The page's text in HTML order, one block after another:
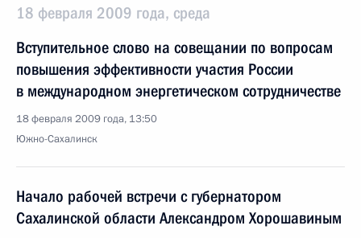
18 февраля 2009 года, среда
Вступительное слово на совещании по вопросам
повышения эффективности участия России
в международном энергетическом сотрудничестве
18 февраля 2009 года, 13:50
Южно-Сахалинск
Начало рабочей встречи с губернатором
Сахалинской области Александром Хорошавиным